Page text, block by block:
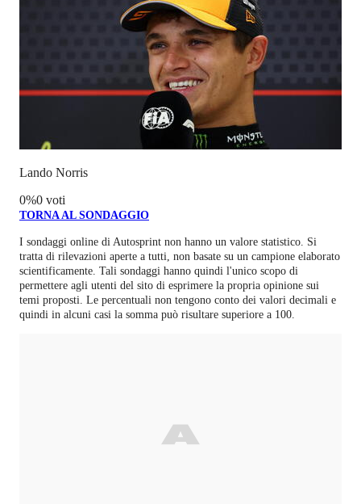
Lando Norris
0%0 voti
TORNA AL SONDAGGIO
I sondaggi online di Autosprint non hanno un valore statistico. Si
tratta di rilevazioni aperte a tutti, non basate su un campione elaborato
scientificamente. Tali sondaggi hanno quindi l'unico scopo di
permettere agli utenti del sito di esprimere la propria opinione sui
temi proposti. Le percentuali non tengono conto dei valori decimali e
quindi in alcuni casi la somma può risultare superiore a 100.